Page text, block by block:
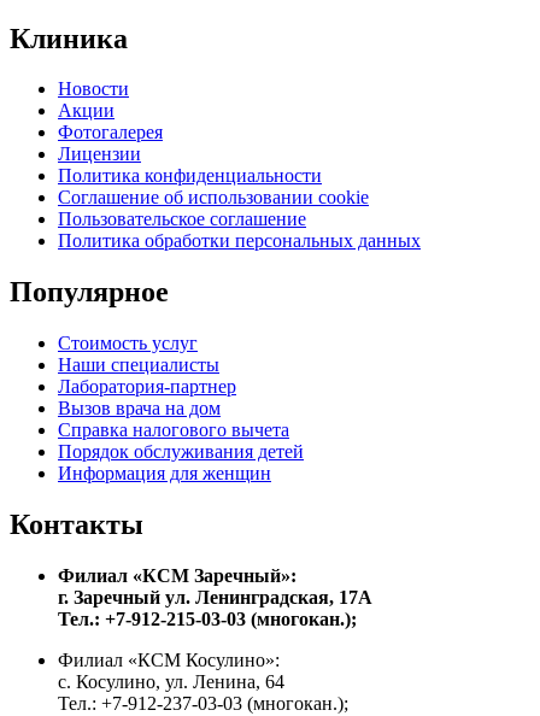
Клиника
Новости
Акции
Фотогалерея
Лицензии
Политика конфиденциальности
Соглашение об использовании cookie
Пользовательское соглашение
Политика обработки персональных данных
Популярное
Стоимость услуг
Наши специалисты
Лаборатория-партнер
Вызов врача на дом
Справка налогового вычета
Порядок обслуживания детей
Информация для женщин
Контакты
Филиал «КСМ Заречный»:
г. Заречный ул. Ленинградская, 17А
Тел.: +7-912-215-03-03 (многокан.);
Филиал «КСМ Косулино»:
с. Косулино, ул. Ленина, 64
Тел.: +7-912-237-03-03 (многокан.);